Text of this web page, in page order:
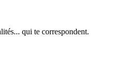
qui te correspondent.